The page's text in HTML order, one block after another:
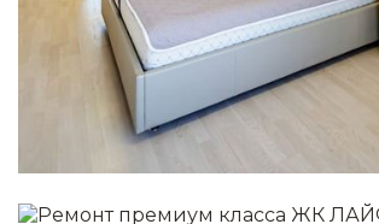
Перепланировка помещений
Электромонтажные работы
Монтаж окон и дверей
Сантехника
Монтаж напольного покрытия